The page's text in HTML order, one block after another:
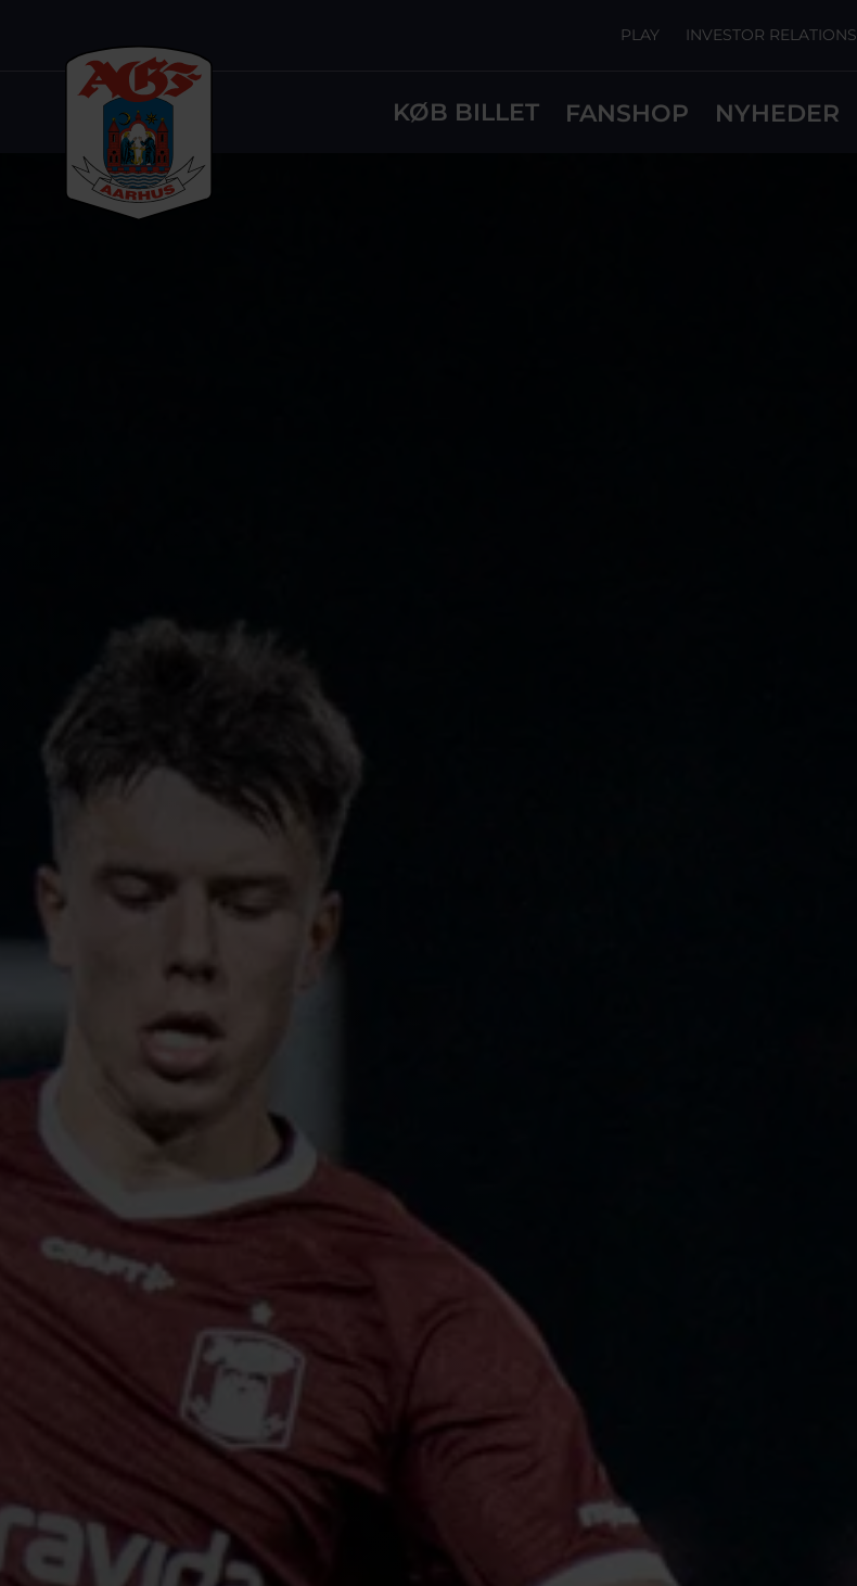
KØB BILLET FANSHOP NYHEDER
PLAY INVESTOR RELATIONS